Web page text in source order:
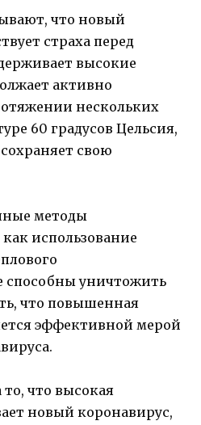
что новый
страха перед
высокие
активно
нескольких
60 градусов Цельсия,
свою
методы
использование
способны уничтожить
что повышенная
эффективной мерой
что высокая
новый коронавирус,